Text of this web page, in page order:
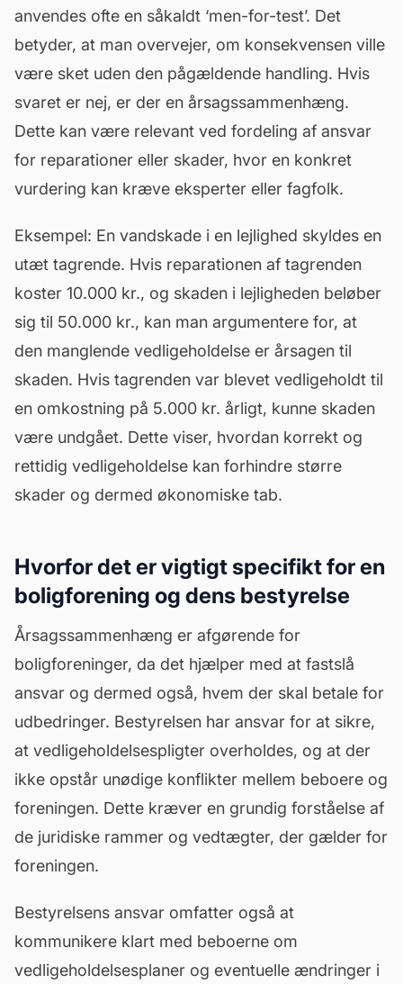
anvendes ofte en såkaldt ‘men-for-test’. Det
betyder, at man overvejer, om konsekvensen ville
være sket uden den pågældende handling. Hvis
svaret er nej, er der en årsagssammenhæng.
Dette kan være relevant ved fordeling af ansvar
for reparationer eller skader, hvor en konkret
vurdering kan kræve eksperter eller fagfolk.
Eksempel: En vandskade i en lejlighed skyldes en
utæt tagrende. Hvis reparationen af tagrenden
koster 10.000 kr., og skaden i lejligheden beløber
sig til 50.000 kr., kan man argumentere for, at
den manglende vedligeholdelse er årsagen til
skaden. Hvis tagrenden var blevet vedligeholdt til
en omkostning på 5.000 kr. årligt, kunne skaden
være undgået. Dette viser, hvordan korrekt og
rettidig vedligeholdelse kan forhindre større
skader og dermed økonomiske tab.
Hvorfor det er vigtigt specifikt for en
boligforening og dens bestyrelse
Årsagssammenhæng er afgørende for
boligforeninger, da det hjælper med at fastslå
ansvar og dermed også, hvem der skal betale for
udbedringer. Bestyrelsen har ansvar for at sikre,
at vedligeholdelsespligter overholdes, og at der
ikke opstår unødige konflikter mellem beboere og
foreningen. Dette kræver en grundig forståelse af
de juridiske rammer og vedtægter, der gælder for
foreningen.
Bestyrelsens ansvar omfatter også at
kommunikere klart med beboerne om
vedligeholdelsesplaner og eventuelle ændringer i